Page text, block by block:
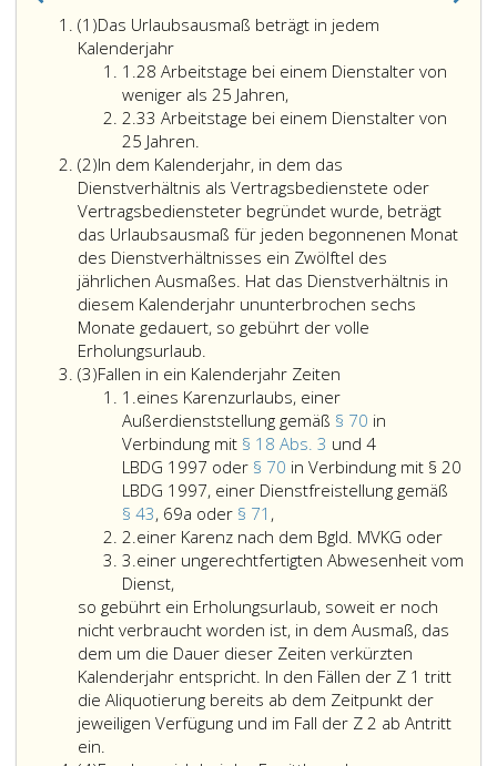
(1)Absatz
eins
Das Urlaubsausmaß beträgt in jedem
Kalenderjahr
1.Ziffer
eins
28 Arbeitstage bei einem Dienstalter von
weniger als 25 Jahren,
2.Ziffer
2
33 Arbeitstage bei einem Dienstalter von
25 Jahren.
(2)Absatz
2
In dem Kalenderjahr, in dem das
Dienstverhältnis als Vertragsbedienstete oder
Vertragsbediensteter begründet wurde, beträgt
das Urlaubsausmaß für jeden begonnenen Monat
des Dienstverhältnisses ein Zwölftel des
jährlichen Ausmaßes. Hat das Dienstverhältnis in
diesem Kalenderjahr ununterbrochen sechs
Monate gedauert, so gebührt der volle
Erholungsurlaub.
(3)Absatz
3
Fallen in ein Kalenderjahr Zeiten
1.Ziffer
eins
eines Karenzurlaubs, einer
Außerdienststellung gemäß § 70 in
Verbindung mit § 18 Abs. 3 und 4
LBDG 1997 oder § 70 in Verbindung mit § 20
LBDG 1997, einer Dienstfreistellung gemäß
§ 43, 69a oder § 71 ,eines
Karenzurlaubs,
einer
gemäß
Paragraph
70,
in
Verbindung
mit
2.Ziffer
2
einer Karenz nach dem Bgld. MVKG oder
3.Ziffer
3
einer ungerechtfertigten Abwesenheit vom
Dienst,
so gebührt ein Erholungsurlaub, soweit er noch
nicht verbraucht worden ist, in dem Ausmaß, das
dem um die Dauer dieser Zeiten verkürzten
Kalenderjahr entspricht. In den Fällen der Z 1 tritt
die Aliquotierung bereits ab dem Zeitpunkt der
jeweiligen Verfügung und im Fall der Z 2 ab Antritt
ein.